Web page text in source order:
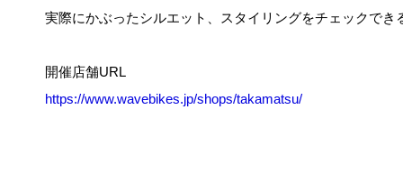
実際にかぶったシルエット、スタイリングをチェックでき
開催店舗URL
https://www.wavebikes.jp/shops/takamatsu/